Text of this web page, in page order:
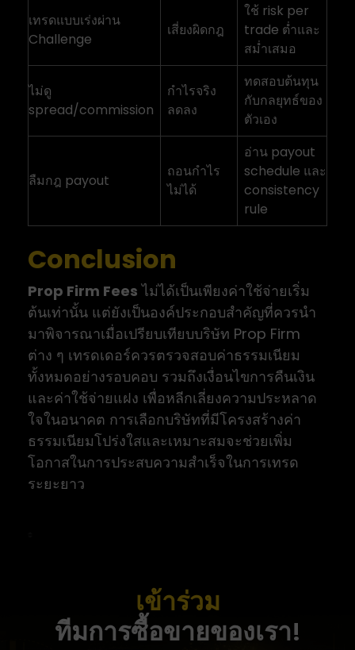
เทรดแบบเร่งผ่าน
Challenge
เสี่ยงผิดกฎ
ใช้ risk per
trade ต่ำและ
สม่ำเสมอ
ไม่ดู
spread/commission
กำไรจริง
ลดลง
ทดสอบต้นทุน
กับกลยุทธ์ของ
ตัวเอง
ลืมกฎ payout
ถอนกำไร
ไม่ได้
อ่าน payout
schedule และ
consistency
rule
Conclusion
Prop Firm Fees ไม่ได้เป็นเพียงค่าใช้จ่ายเริ่ม
ต้นเท่านั้น แต่ยังเป็นองค์ประกอบสำคัญที่ควรนำ
มาพิจารณาเมื่อเปรียบเทียบบริษัท Prop Firm
ต่าง ๆ เทรดเดอร์ควรตรวจสอบค่าธรรมเนียม
ทั้งหมดอย่างรอบคอบ รวมถึงเงื่อนไขการคืนเงิน
และค่าใช้จ่ายแฝง เพื่อหลีกเลี่ยงความประหลาด
ใจในอนาคต การเลือกบริษัทที่มีโครงสร้างค่า
ธรรมเนียมโปร่งใสและเหมาะสมจะช่วยเพิ่ม
โอกาสในการประสบความสำเร็จในการเทรด
ระยะยาว
เข้าร่วม
ทีมการซื้อขายของเรา!